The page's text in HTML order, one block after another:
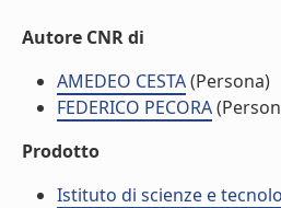
Autore CNR di
AMEDEO CESTA(Persona)
FEDERICO PECORA
Prodotto
Istituto di scienze e